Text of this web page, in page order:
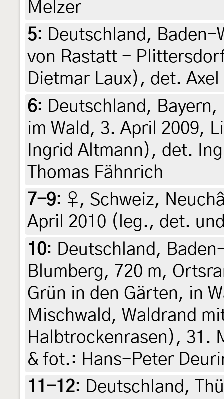
Melzer
5: Deutschland,
von Rastatt -
Dietmar Laux), det.
6: Deutschland,
im Wald, 3. April 2009,
Ingrid Altmann), det.
Thomas Fähnrich
7-9: ♀, Schweiz,
April 2010 (leg., det.
10: Deutschland,
Blumberg, 720 m,
Grün in den Gärten, in
Mischwald, Waldrand
Halbtrockenrasen), 31.
& fot.: Hans-Peter
11-12: Deutschland,